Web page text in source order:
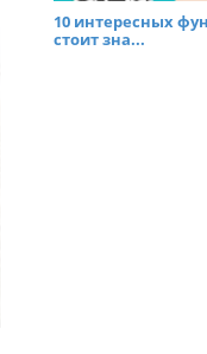
10 интересных
стоит зна...